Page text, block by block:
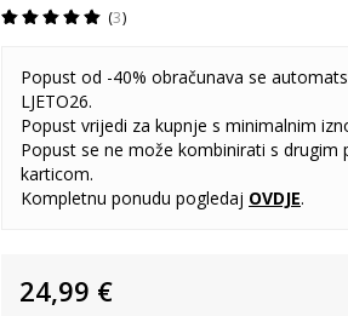
3
Popust od -40% obračunava se
LJETO26.
Popust vrijedi za kupnje s minimalnim
Popust se ne može kombinirati s drugim
karticom.
Kompletnu ponudu pogledaj OVDJE.
24,99 €